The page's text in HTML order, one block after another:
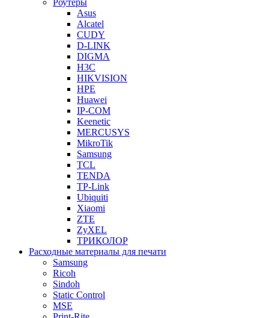
Роутеры
Asus
Alcatel
CUDY
D-LINK
DIGMA
H3C
HIKVISION
HPE
Huawei
IP-COM
Keenetic
MERCUSYS
MikroTik
Samsung
TCL
TENDA
TP-Link
Ubiquiti
Xiaomi
ZTE
ZyXEL
ТРИКОЛОР
Расходные материалы для печати
Samsung
Ricoh
Sindoh
Static Control
MSE